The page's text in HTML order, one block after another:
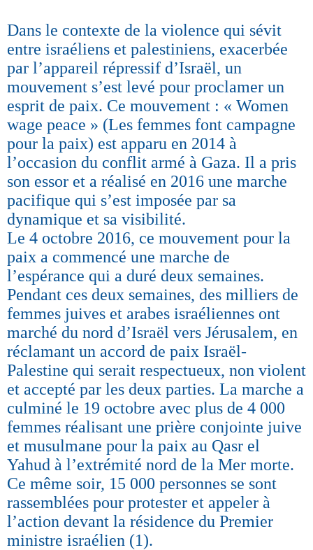
Dans le contexte de la violence qui sévit
entre israéliens et palestiniens, exacerbée
par l’appareil répressif d’Israël, un
mouvement s’est levé pour proclamer un
esprit de paix. Ce mouvement : « Women
wage peace » (Les femmes font campagne
pour la paix) est apparu en 2014 à
l’occasion du conflit armé à Gaza. Il a pris
son essor et a réalisé en 2016 une marche
pacifique qui s’est imposée par sa
dynamique et sa visibilité.
Le 4 octobre 2016, ce mouvement pour la
paix a commencé une marche de
l’espérance qui a duré deux semaines.
Pendant ces deux semaines, des milliers de
femmes juives et arabes israéliennes ont
marché du nord d’Israël vers Jérusalem, en
réclamant un accord de paix Israël-
Palestine qui serait respectueux, non violent
et accepté par les deux parties. La marche a
culminé le 19 octobre avec plus de 4 000
femmes réalisant une prière conjointe juive
et musulmane pour la paix au Qasr el
Yahud à l’extrémité nord de la Mer morte.
Ce même soir, 15 000 personnes se sont
rassemblées pour protester et appeler à
l’action devant la résidence du Premier
ministre israélien (1).